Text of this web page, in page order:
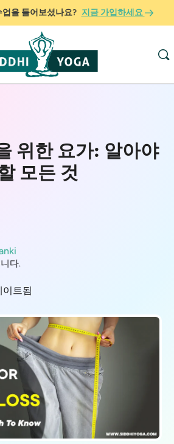
을 들어보셨나요? 지금 가입하세요
위한 요가: 알아야
모든 것
다.
트됨